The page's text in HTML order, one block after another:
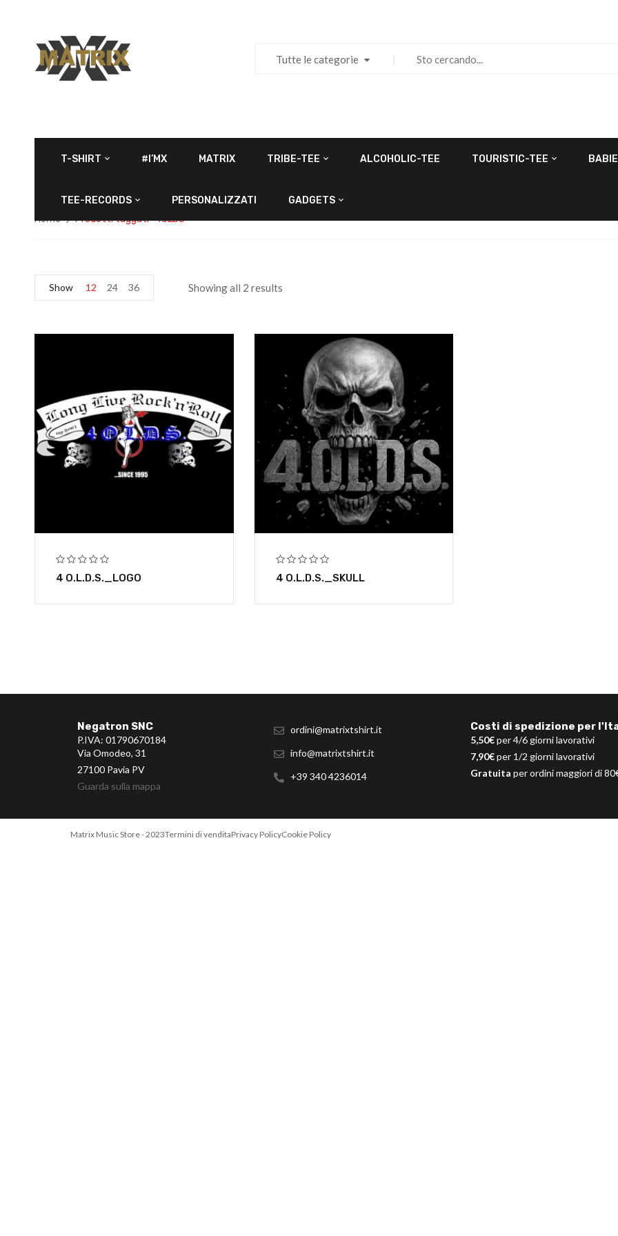
Tutte le categorie
T-SHIRT #I’MX MATRIX TRIBE-TEE ALCOHOLIC-TEE TOURISTIC-TEE
TEE-RECORDS PERSONALIZZATI GADGETS
Home Prodotti taggati “4OLDS”
Showing all 2 results
Show 12 24 36
4 O.L.D.S._LOGO 4 O.L.D.S._SKULL
Negatron SNC
P.IVA: 01790670184
Via Omodeo, 31
27100 Pavia PV
Guarda sulla mappa
ordini@matrixtshirt.it
info@matrixtshirt.it
+39 340 4236014
Costi di spedizione per
5,50€per 4/6 giorni lavorativi
7,90€per 1/2 giorni lavorativi
Gratuita per ordini maggiori di
Matrix Music Store - 2023Termini di venditaPrivacy PolicyCookie Policy